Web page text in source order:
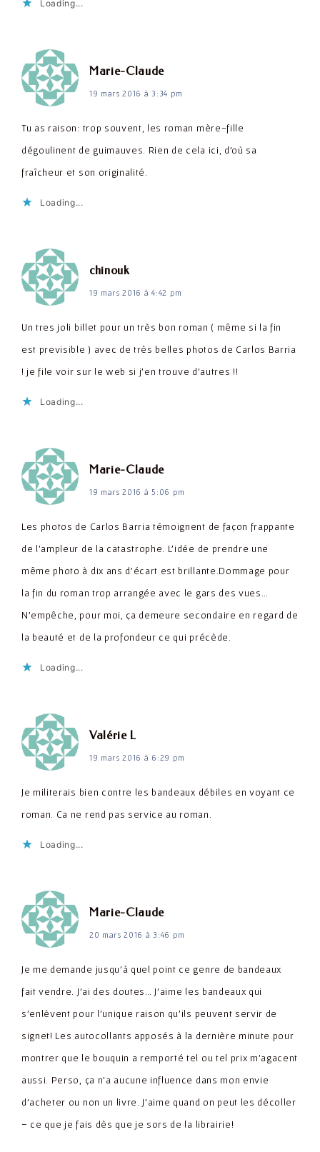
Loading...
Marie-Claudedit :
19 mars 2016 à 3:34 pm
Tu as raison: trop souvent, les roman mère-fille
dégoulinent de guimauves. Rien de cela ici, d'où sa
fraîcheur et son originalité.
Loading...
chinoukdit :
19 mars 2016 à 4:42 pm
Un tres joli billet pour un très bon roman ( même si la fin
est previsible ) avec de très belles photos de Carlos Barria
! je file voir sur le web si j'en trouve d'autres !!
Loading...
Marie-Claudedit :
19 mars 2016 à 5:06 pm
Les photos de Carlos Barria témoignent de façon frappante
de l'ampleur de la catastrophe. L'idée de prendre une
même photo à dix ans d'écart est brillante.Dommage pour
la fin du roman trop arrangée avec le gars des vues…
N'empêche, pour moi, ça demeure secondaire en regard de
la beauté et de la profondeur ce qui précède.
Loading...
Valérie L
19 mars 2016 à 6:29 pm
Je militerais bien contre les bandeaux débiles en voyant ce
roman. Ca ne rend pas service au roman.
Loading...
Marie-Claudedit :
20 mars 2016 à 3:46 pm
Je me demande jusqu'à quel point ce genre de bandeaux
fait vendre. J'ai des doutes… J'aime les bandeaux qui
s'enlèvent pour l'unique raison qu'ils peuvent servir de
signet! Les autocollants apposés à la dernière minute pour
montrer que le bouquin a remporté tel ou tel prix m'agacent
aussi. Perso, ça n'a aucune influence dans mon envie
d'acheter ou non un livre. J'aime quand on peut les décoller
– ce que je fais dès que je sors de la librairie!